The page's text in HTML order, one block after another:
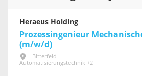
Heraeus Holding
Prozessingenieur
(m/w/d)
Bitterfeld
Automatisierungstechnik +2